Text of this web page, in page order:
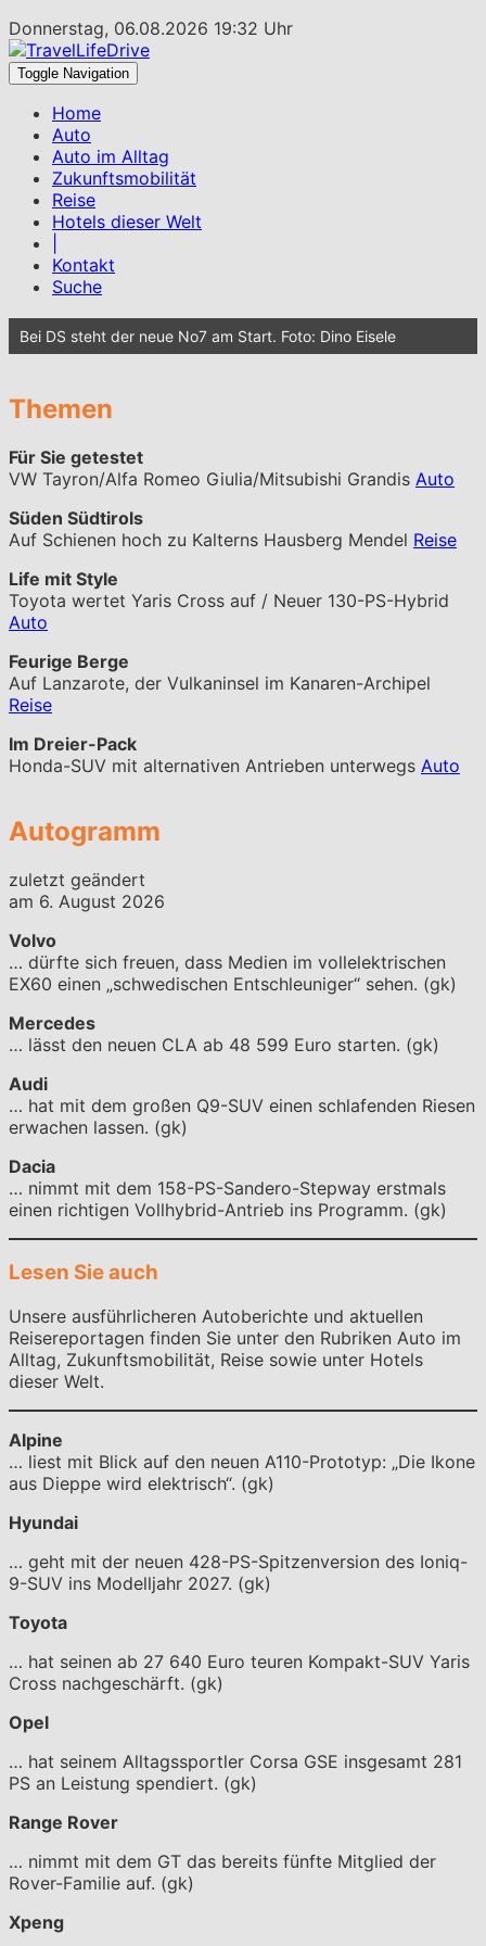
Donnerstag, 06.08.2026 19:32 Uhr
Toggle Navigation
Home
Auto
Auto im Alltag
Zukunftsmobilität
Reise
Hotels dieser Welt
Kontakt
Suche
Bei DS steht der neue No7 am Start. Foto: Dino Eisele
Themen
Für Sie getestet
VW Tayron/Alfa Romeo Giulia/Mitsubishi Grandis Auto
Süden Südtirols
Auf Schienen hoch zu Kalterns Hausberg Mendel Reise
Life mit Style
Toyota wertet Yaris Cross auf / Neuer 130-PS-Hybrid
Auto
Feurige Berge
Auf Lanzarote, der Vulkaninsel im Kanaren-Archipel
Reise
Im Dreier-Pack
Honda-SUV mit alternativen Antrieben unterwegs Auto
Autogramm
zuletzt geändert
am 6. August 2026
Volvo
… dürfte sich freuen, dass Medien im vollelektrischen
EX60 einen „schwedischen Entschleuniger“ sehen. (gk)
Mercedes
… lässt den neuen CLA ab 48 599 Euro starten. (gk)
Audi
… hat mit dem großen Q9-SUV einen schlafenden Riesen
erwachen lassen. (gk)
Dacia
… nimmt mit dem 158-PS-Sandero-Stepway erstmals
einen richtigen Vollhybrid-Antrieb ins Programm. (gk)
Lesen Sie auch
Unsere ausführlicheren Autoberichte und aktuellen
Reisereportagen finden Sie unter den Rubriken Auto im
Alltag, Zukunftsmobilität, Reise sowie unter Hotels
dieser Welt.
Alpine
… liest mit Blick auf den neuen A110-Prototyp: „Die Ikone
aus Dieppe wird elektrisch“. (gk)
Hyundai
… geht mit der neuen 428-PS-Spitzenversion des Ioniq-
9-SUV ins Modelljahr 2027. (gk)
Toyota
… hat seinen ab 27 640 Euro teuren Kompakt-SUV Yaris
Cross nachgeschärft. (gk)
Opel
… hat seinem Alltagssportler Corsa GSE insgesamt 281
PS an Leistung spendiert. (gk)
Range Rover
… nimmt mit dem GT das bereits fünfte Mitglied der
Rover-Familie auf. (gk)
Xpeng